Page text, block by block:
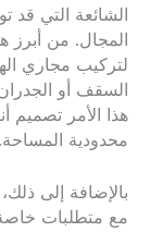
الشائعة التي قد
المجال. من أبرز
لتركيب مجاري
السقف أو
هذا الأمر تصميم
محدودية المساحة.
بالإضافة إلى
مع متطلبات خاصة